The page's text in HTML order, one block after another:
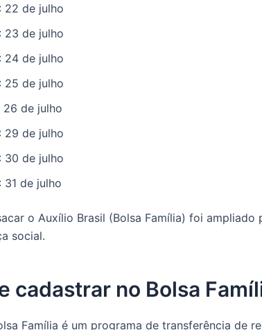
22 de julho
23 de julho
24 de julho
25 de julho
26 de julho
29 de julho
30 de julho
31 de julho
o Auxílio Brasil (Bolsa Família) foi
social.
cadastrar no Bolsa
Família é um programa de transferência de